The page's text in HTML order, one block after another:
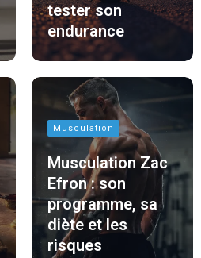
tester son
endurance
Musculation
Musculation Zac
Efron : son
programme, sa
diète et les
risques